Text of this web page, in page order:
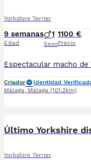
Yorkshire Terrier
9 semanas
Edad
1
Sexo
1100 €
Precio
Criador
Identidad
Málaga, Málaga (101.2km)
Último Yorkshire
Yorkshire Terrier